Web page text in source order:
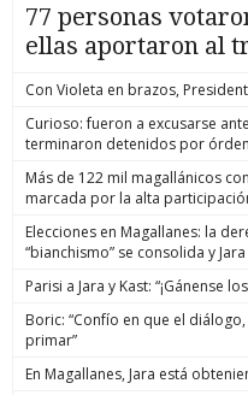
77 personas
ellas aportaron al
Con Violeta en brazos,
Curioso: fueron a excusarse
terminaron detenidos por
Más de 122 mil magallánicos
marcada por la alta
Elecciones en Magallanes: la
“bianchismo” se consolida y
Parisi a Jara y Kast: “¡Gánense
Boric: “Confío en que el
primar”
En Magallanes, Jara está